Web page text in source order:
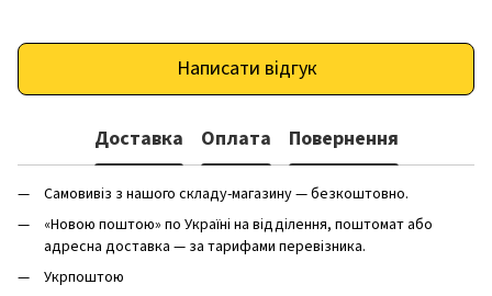
Написати відгук
Доставка Оплата Повернення
Самовивіз з нашого складу-магазину — безкоштовно.
«Новою поштою» по Україні на відділення, поштомат або
адресна доставка — за тарифами перевізника.
Укрпоштою